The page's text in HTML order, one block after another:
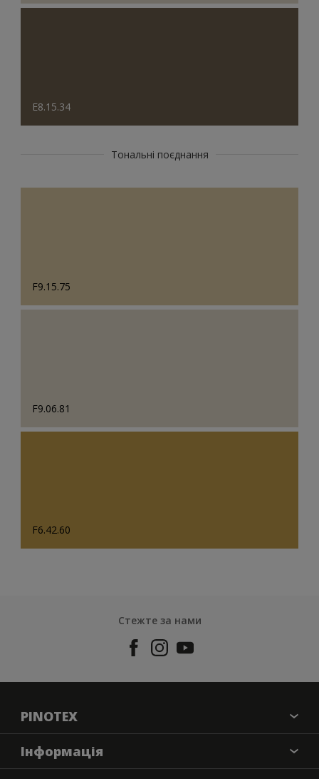
E8.15.34
Тональні поєднання
F9.15.75
F9.06.81
F6.42.60
Стежте за нами
PINOTEX
Про бренд
Контактна iнформацiя
Iнформацiя